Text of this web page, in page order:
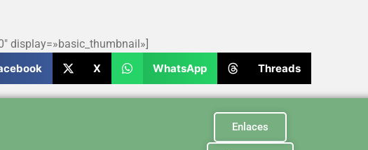
display=»basic_thumbnail»]
X WhatsApp Threads
Enlaces